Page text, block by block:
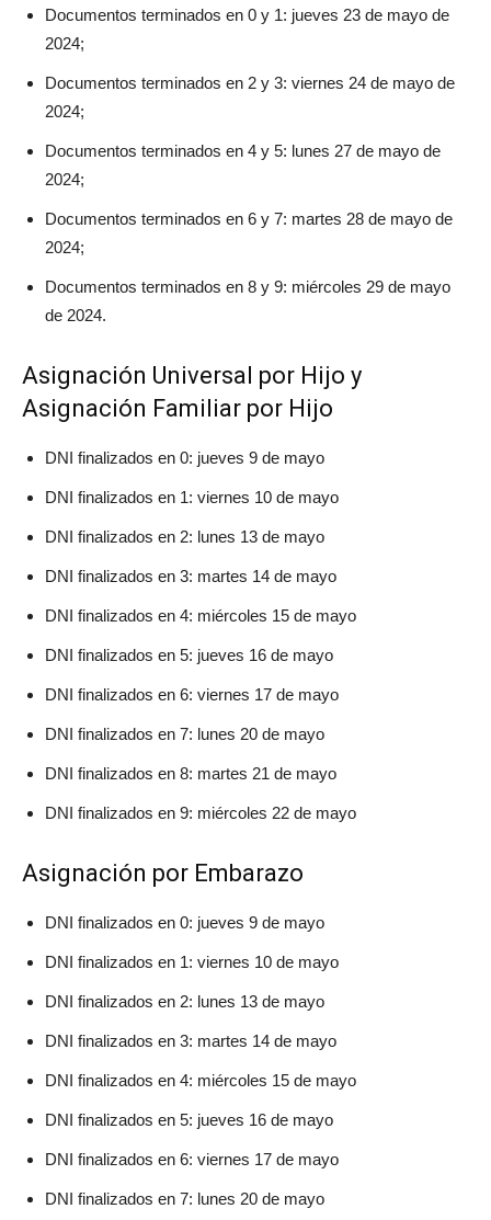
Documentos terminados en 0 y 1: jueves 23 de mayo de
2024;
Documentos terminados en 2 y 3: viernes 24 de mayo de
2024;
Documentos terminados en 4 y 5: lunes 27 de mayo de
2024;
Documentos terminados en 6 y 7: martes 28 de mayo de
2024;
Documentos terminados en 8 y 9: miércoles 29 de mayo
de 2024.
Asignación Universal por Hijo y
Asignación Familiar por Hijo
DNI finalizados en 0: jueves 9 de mayo
DNI finalizados en 1: viernes 10 de mayo
DNI finalizados en 2: lunes 13 de mayo
DNI finalizados en 3: martes 14 de mayo
DNI finalizados en 4: miércoles 15 de mayo
DNI finalizados en 5: jueves 16 de mayo
DNI finalizados en 6: viernes 17 de mayo
DNI finalizados en 7: lunes 20 de mayo
DNI finalizados en 8: martes 21 de mayo
DNI finalizados en 9: miércoles 22 de mayo
Asignación por Embarazo
DNI finalizados en 0: jueves 9 de mayo
DNI finalizados en 1: viernes 10 de mayo
DNI finalizados en 2: lunes 13 de mayo
DNI finalizados en 3: martes 14 de mayo
DNI finalizados en 4: miércoles 15 de mayo
DNI finalizados en 5: jueves 16 de mayo
DNI finalizados en 6: viernes 17 de mayo
DNI finalizados en 7: lunes 20 de mayo